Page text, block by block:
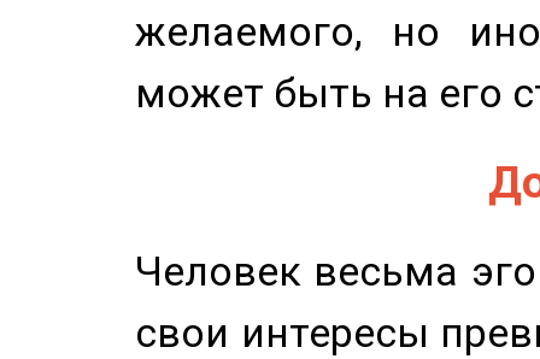
желаемого, но
может быть на его
Человек весьма
свои интересы